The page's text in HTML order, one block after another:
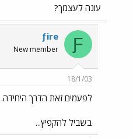
עונה לעצמך?
Ƒ
ƒire
New member
18/1/03
לפעמים זאת הדרך היחידה.
בשביל להקפיץ...